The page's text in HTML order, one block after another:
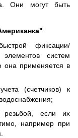
Они могут быть
фиксации/
систем
она применяется в
(счетчиков) к
резьбой, если их
например при